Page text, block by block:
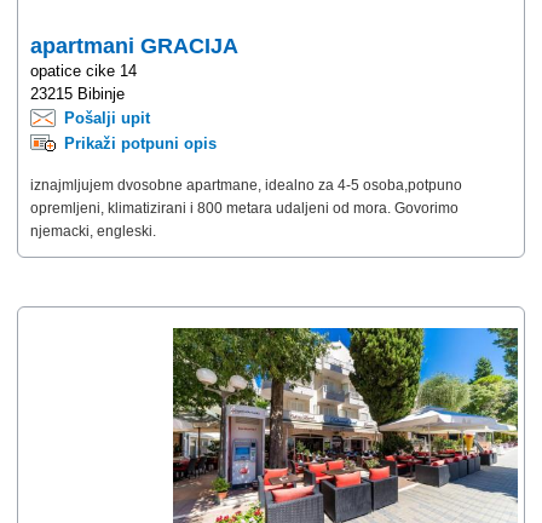
apartmani GRACIJA
opatice cike 14
23215 Bibinje
Pošalji upit
Prikaži potpuni opis
iznajmljujem dvosobne apartmane, idealno za 4-5 osoba,potpuno
opremljeni, klimatizirani i 800 metara udaljeni od mora. Govorimo
njemacki, engleski.